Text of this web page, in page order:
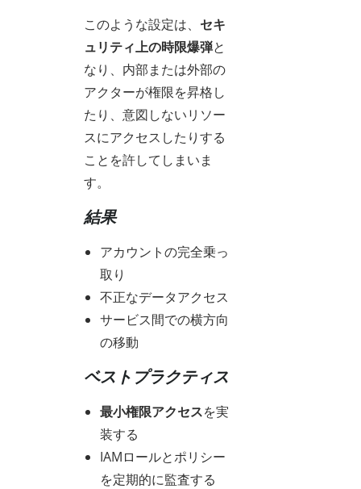
このような設定は、 セキ
ュリティ上の時限爆弾と
なり、内部または外部の
アクターが権限を昇格し
たり、意図しないリソー
スにアクセスしたりする
ことを許してしまいま
す。
結果
アカウントの完全乗っ
取り
不正なデータアクセス
サービス間での横方向
の移動
ベストプラクティス
最小権限アクセスを実
装する
IAMロールとポリシー
を定期的に監査する